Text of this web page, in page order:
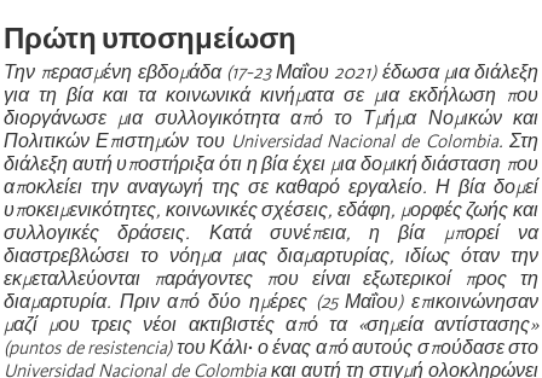
Πρώτη υποσημείωση
Την περασμένη εβδομάδα (17-23 Μαΐου 2021) έδωσα μια διάλεξη
για τη βία και τα κοινωνικά κινήματα σε μια εκδήλωση που
διοργάνωσε μια συλλογικότητα από το Τμήμα Νομικών και
Πολιτικών Επιστημών του Universidad Nacional de Colombia. Στη
διάλεξη αυτή υποστήριξα ότι η βία έχει μια δομική διάσταση που
αποκλείει την αναγωγή της σε καθαρό εργαλείο. Η βία δομεί
υποκειμενικότητες, κοινωνικές σχέσεις, εδάφη, μορφές ζωής και
συλλογικές δράσεις. Κατά συνέπεια, η βία μπορεί να
διαστρεβλώσει το νόημα μιας διαμαρτυρίας, ιδίως όταν την
εκμεταλλεύονται παράγοντες που είναι εξωτερικοί προς τη
διαμαρτυρία. Πριν από δύο ημέρες (25 Μαΐου) επικοινώνησαν
μαζί μου τρεις νέοι ακτιβιστές από τα «σημεία αντίστασης»
(puntos de resistencia) του Κάλι· ο ένας από αυτούς σπούδασε στο
Universidad Nacional de Colombia και αυτή τη στιγμή ολοκληρώνει